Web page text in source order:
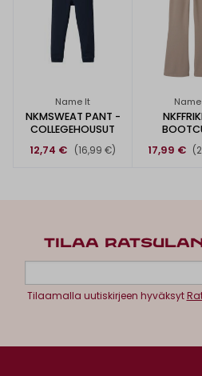
Name It
NKMSWEAT PANT -
COLLEGEHOUSUT
12,74 €
(16,99 €) 17,99 €
TILAA
Tilaamalla uutiskirjeen hyväksyt